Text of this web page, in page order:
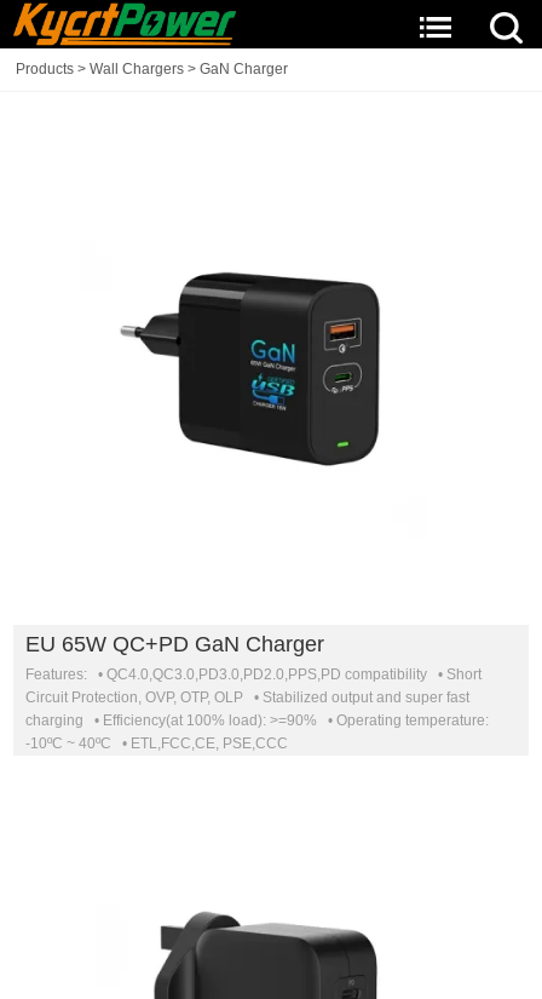
Products >Wall Chargers >GaN Charger
EU 65W QC+PD GaN Charger
Features: • QC4.0,QC3.0,PD3.0,PD2.0,PPS,PD compatibility • Short
Circuit Protection, OVP, OTP, OLP • Stabilized output and super fast
charging • Efficiency(at 100% load): >=90% • Operating temperature:
-10ºC ~ 40ºC • ETL,FCC,CE, PSE,CCC